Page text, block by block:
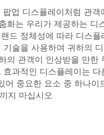
업 디스플레이처럼 관객
화는 우리가 제공하는 디
드 정체성에 따라 디스플
술을 사용하여 귀하의
의 관객이 인상받을 만한
과적인 디스플레이는 다
어 중요한 요소 중 하나이
지 마십시오.